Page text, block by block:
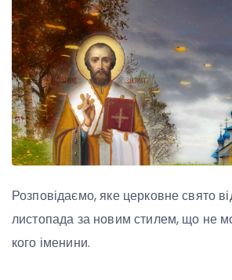
Розповідаємо, яке церковне свято
листопада за новим стилем, що не
кого іменини.